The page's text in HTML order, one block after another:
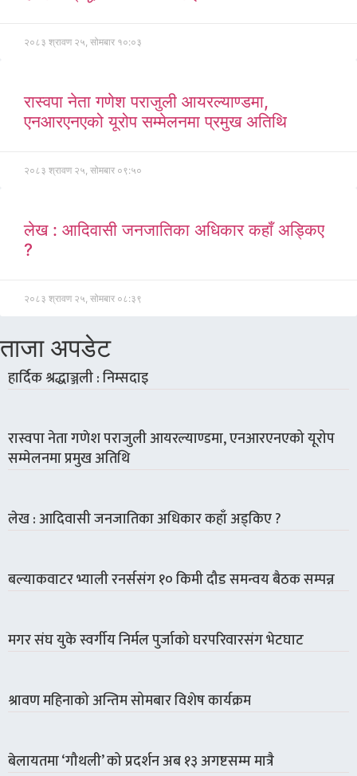
२०८३ श्रावण २५, सोमबार १०:०३
रास्वपा नेता गणेश पराजुली आयरल्याण्डमा,
एनआरएनएको यूरोप सम्मेलनमा प्रमुख अतिथि
२०८३ श्रावण २५, सोमबार ०९:५०
लेख : आदिवासी जनजातिका अधिकार कहाँ अड्किए
?
२०८३ श्रावण २५, सोमबार ०८:३९
ताजा अपडेट
हार्दिक श्रद्धाञ्जली : निम्सदाइ
रास्वपा नेता गणेश पराजुली आयरल्याण्डमा, एनआरएनएको यूरोप
सम्मेलनमा प्रमुख अतिथि
लेख : आदिवासी जनजातिका अधिकार कहाँ अड्किए ?
बल्याकवाटर भ्याली रनर्ससंग १० किमी दौड समन्वय बैठक सम्पन्न
मगर संघ युके स्वर्गीय निर्मल पुर्जाको घरपरिवारसंग भेटघाट
श्रावण महिनाको अन्तिम सोमबार विशेष कार्यक्रम
बेलायतमा ‘गौथली’ को प्रदर्शन अब १३ अगष्टसम्म मात्रै